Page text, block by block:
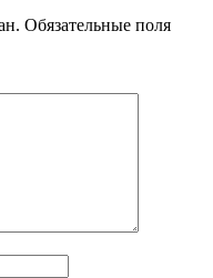
Обязательные поля